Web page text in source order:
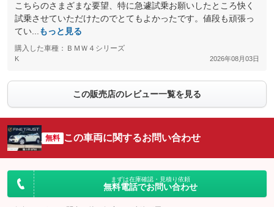
こちらのさまざまな要望、特に急遽試乗お願いしたところ快く
試乗させていただけたのでとてもよかったです。値段も頑張っ
てい...
もっと見る
購入した車種：ＢＭＷ４シリーズ
K 2026年08月03日
この販売店のレビュー一覧を見る
無料 この車両に関するお問い合わせ
まずは在庫確認・見積り依頼
無料電話でお問い合わせ